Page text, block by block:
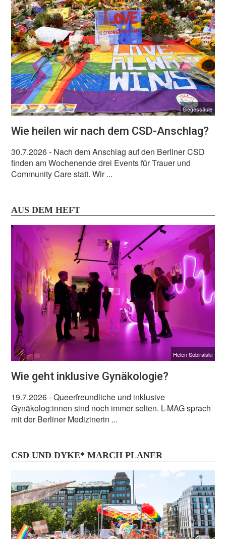
Siegessäule
Wie heilen wir nach dem CSD-Anschlag?
30.7.2026- Nach dem Anschlag auf den Berliner CSD
finden am Wochenende drei Events für Trauer und
Community Care statt. Wir ...
AUS DEM HEFT
Helen Sobiralski
Wie geht inklusive Gynäkologie?
19.7.2026- Queerfreundliche und inklusive
Gynäkolog:innen sind noch immer selten. L-MAG sprach
mit der Berliner Medizinerin ...
CSD UND DYKE* MARCH PLANER